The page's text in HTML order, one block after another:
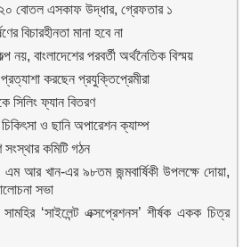
২০ বোতল এসকাফ উদ্ধার, গ্রেফতার ১
বিচারহীনতা মানা হবে না
নয়, বাংলাদেশের পরবর্তী অর্থনৈতিক বিস্ময়
করছেন প্রযুক্তিপ্রেমীরা
সিলিং ফ্যান বিতরণ
চিকিৎসা ও ছানি অপারেশন ক্যাম্প
কমিটি গঠন
আর খান-এর ৯৮তম জন্মবার্ষিকী উপলক্ষে দোয়া,
সভা
‘সাইলেন্ট এক্সপ্রেশনস’ শীর্ষক একক চিত্র